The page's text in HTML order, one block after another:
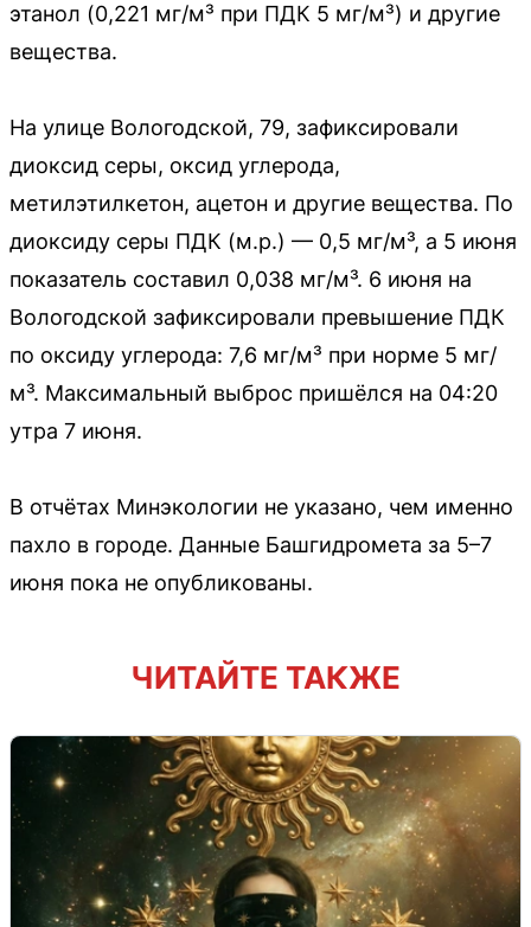
этанол (0,221 мг/м³ при ПДК 5 мг/м³) и другие
вещества.
На улице Вологодской, 79, зафиксировали
диоксид серы, оксид углерода,
метилэтилкетон, ацетон и другие вещества. По
диоксиду серы ПДК (м.р.) — 0,5 мг/м³, а 5 июня
показатель составил 0,038 мг/м³. 6 июня на
Вологодской зафиксировали превышение ПДК
по оксиду углерода: 7,6 мг/м³ при норме 5 мг/
м³. Максимальный выброс пришёлся на 04:20
утра 7 июня.
В отчётах Минэкологии не указано, чем именно
пахло в городе. Данные Башгидромета за 5–7
июня пока не опубликованы.
ЧИТАЙТЕ ТАКЖЕ